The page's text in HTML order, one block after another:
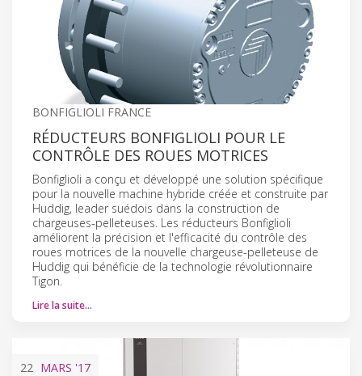
BONFIGLIOLI FRANCE
RÉDUCTEURS BONFIGLIOLI POUR LE
CONTRÔLE DES ROUES MOTRICES
Bonfiglioli a conçu et développé une solution spécifique
pour la nouvelle machine hybride créée et construite par
Huddig, leader suédois dans la construction de
chargeuses-pelleteuses. Les réducteurs Bonfiglioli
améliorent la précision et l'efficacité du contrôle des
roues motrices de la nouvelle chargeuse-pelleteuse de
Huddig qui bénéficie de la technologie révolutionnaire
Tigon.
Lire la suite…
22 MARS '17